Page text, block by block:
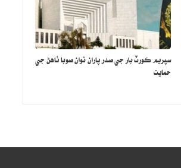
سپريم ڪورٽ بار جي صدر پاران نوان صوبا ٺاهڻ جي
حمايت